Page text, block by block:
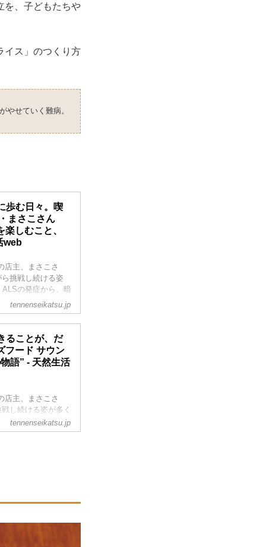
を、子どもたちや
イス」のつくり方
やせていく難病。
歩む日々。喫
まさこさん
しむこと、
web
店主、まさこさ
挑戦し続ける姿
の発症から、暗
活』2025年6月号
tennenseikatsu.jp
ることが、だ
フード サウン
語” - 天然生活
店主、まさこさ
し続ける姿が多く
る家族や友人た
を伺いました。
tennenseikatsu.jp